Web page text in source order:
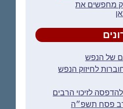
מחפשים את
של הנפש
לחיזוק הנפש
לזיכוי הרבים
פסח תשפ״ה